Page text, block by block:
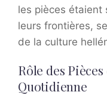
les pièces
leurs frontières,
de la culture
Rôle des
Quotidienne